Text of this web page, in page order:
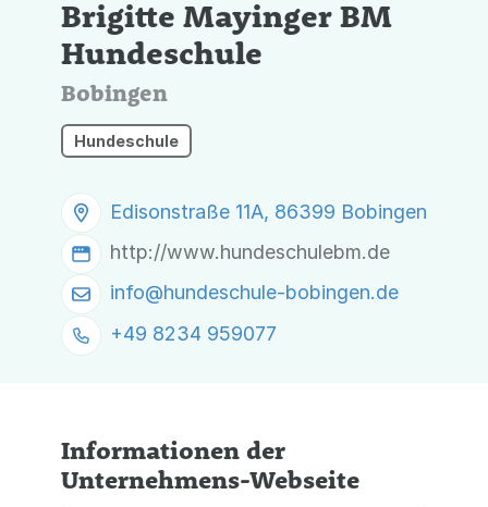
Brigitte Mayinger BM
Hundeschule
Bobingen
Hundeschule
Edisonstraße 11A, 86399 Bobingen
http://www.hundeschulebm.de
info@hundeschule-bobingen.de
+49 8234 959077
Informationen der
Unternehmens-Webseite